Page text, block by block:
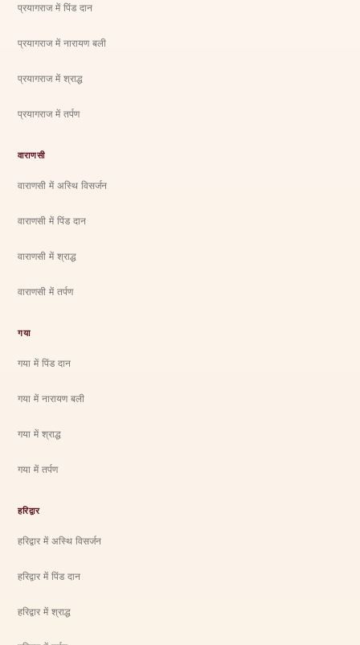
प्रयागराज में पिंड दान
प्रयागराज में नारायण बली
प्रयागराज में श्राद्ध
प्रयागराज में तर्पण
वाराणसी
वाराणसी में अस्थि विसर्जन
वाराणसी में पिंड दान
वाराणसी में श्राद्ध
वाराणसी में तर्पण
गया
गया में पिंड दान
गया में नारायण बली
गया में श्राद्ध
गया में तर्पण
हरिद्वार
हरिद्वार में अस्थि विसर्जन
हरिद्वार में पिंड दान
हरिद्वार में श्राद्ध